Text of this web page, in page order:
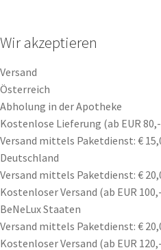
Wir akzeptieren
Versand
Österreich
Abholung in der Apotheke
Kostenlose Lieferung (ab EUR
Versand mittels Paketdienst: €
Deutschland
Versand mittels Paketdienst: €
Kostenloser Versand (ab EUR
BeNeLux Staaten
Versand mittels Paketdienst: €
Kostenloser Versand (ab EUR